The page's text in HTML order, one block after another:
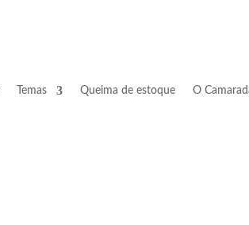
Temas Queima de estoque O